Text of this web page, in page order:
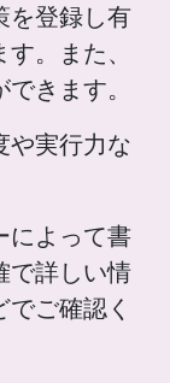
を登録し有
。また、
きます。
や実行力な
によって書
で詳しい情
ご確認く